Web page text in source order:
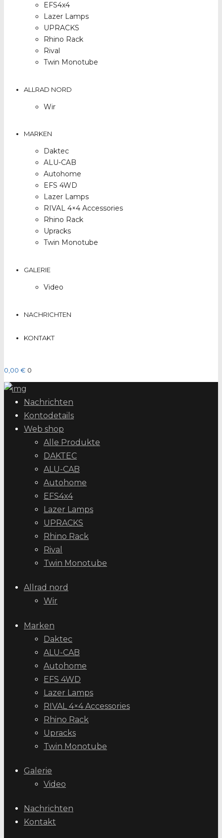
EFS4x4
Lazer Lamps
UPRACKS
Rhino Rack
Rival
Twin Monotube
ALLRAD NORD
Wir
MARKEN
Daktec
ALU-CAB
Autohome
EFS 4WD
Lazer Lamps
RIVAL 4×4 Accessories
Rhino Rack
Upracks
Twin Monotube
GALERIE
Video
NACHRICHTEN
KONTAKT
0,00 € 0
Nachrichten
Kontodetails
Web shop
Alle Produkte
DAKTEC
ALU-CAB
Autohome
EFS4x4
Lazer Lamps
UPRACKS
Rhino Rack
Rival
Twin Monotube
Allrad nord
Wir
Marken
Daktec
ALU-CAB
Autohome
EFS 4WD
Lazer Lamps
RIVAL 4×4 Accessories
Rhino Rack
Upracks
Twin Monotube
Galerie
Video
Nachrichten
Kontakt